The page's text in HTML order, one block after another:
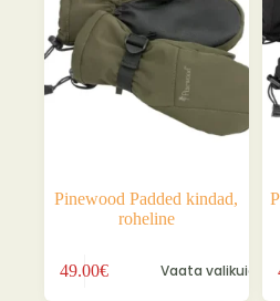
tootelehel.
teha
Pinewood Padded kindad,
roheline
49.00€ Vaata valikuid
tootel
on